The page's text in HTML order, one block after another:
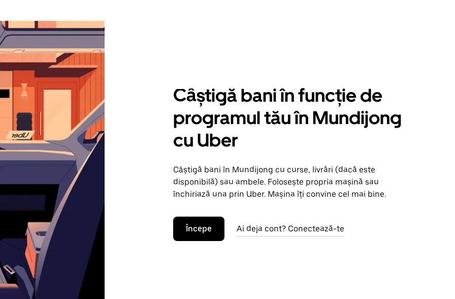
Câștigă bani în funcție de
programul tău în Mundijong
cu Uber
Câștigă bani în Mundijong cu curse, livrări (dacă este
disponibilă) sau ambele. Folosește propria mașină sau
închiriază una prin Uber. Mașina îți convine cel mai bine.
Începe Ai deja cont? Conectează-te